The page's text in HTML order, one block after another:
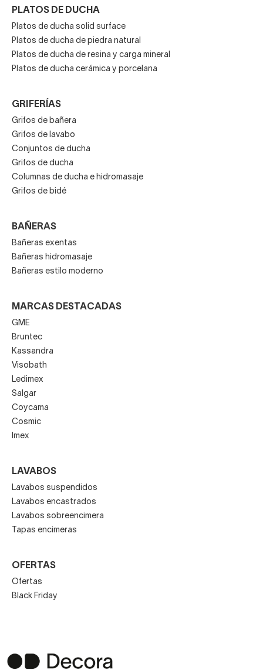
PLATOS DE DUCHA
Platos de ducha solid surface
Platos de ducha de piedra natural
Platos de ducha de resina y carga mineral
Platos de ducha cerámica y porcelana
GRIFERÍAS
Grifos de bañera
Grifos de lavabo
Conjuntos de ducha
Grifos de ducha
Columnas de ducha e hidromasaje
Grifos de bidé
BAÑERAS
Bañeras exentas
Bañeras hidromasaje
Bañeras estilo moderno
MARCAS DESTACADAS
GME
Bruntec
Kassandra
Visobath
Ledimex
Salgar
Coycama
Cosmic
Imex
LAVABOS
Lavabos suspendidos
Lavabos encastrados
Lavabos sobreencimera
Tapas encimeras
OFERTAS
Ofertas
Black Friday